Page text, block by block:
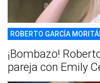
ROBERTO GARCÍA
¡Bombazo!
pareja con Emily